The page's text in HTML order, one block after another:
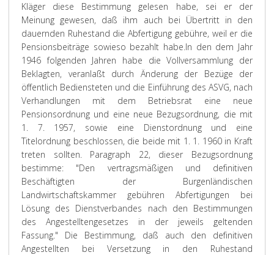
Kläger diese Bestimmung gelesen habe, sei er der
Meinung gewesen, daß ihm auch bei Übertritt in den
dauernden Ruhestand die Abfertigung gebühre, weil er die
Pensionsbeiträge sowieso bezahlt habe.In den dem Jahr
1946 folgenden Jahren habe die Vollversammlung der
Beklagten, veranlaßt durch Änderung der Bezüge der
öffentlich Bediensteten und die Einführung des ASVG, nach
Verhandlungen mit dem Betriebsrat eine neue
Pensionsordnung und eine neue Bezugsordnung, die mit
1. 7. 1957, sowie eine Dienstordnung und eine
Titelordnung beschlossen, die beide mit 1. 1. 1960 in Kraft
treten sollten. Paragraph 22, dieser Bezugsordnung
bestimme: "Den vertragsmäßigen und definitiven
Beschäftigten der Burgenländischen
Landwirtschaftskammer gebühren Abfertigungen bei
Lösung des Dienstverbandes nach den Bestimmungen
des Angestelltengesetzes in der jeweils geltenden
Fassung." Die Bestimmung, daß auch den definitiven
Angestellten bei Versetzung in den Ruhestand